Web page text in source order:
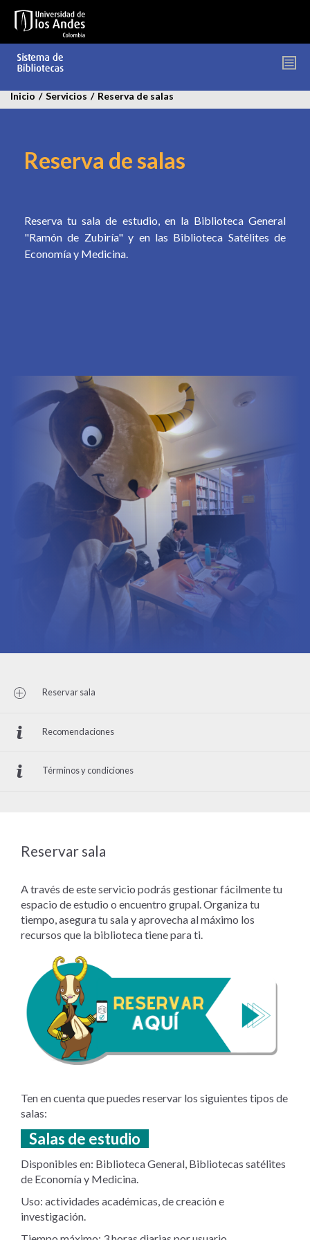
contenido
Inicio / Servicios / Reserva de salas
Reserva de salas
Reserva tu sala de estudio, en la Biblioteca General
"Ramón de Zubiría" y en las Biblioteca Satélites de
Economía y Medicina.
Reservar sala
Recomendaciones
Términos y condiciones
Reservar sala
A través de este servicio podrás gestionar fácilmente tu
espacio de estudio o encuentro grupal. Organiza tu
tiempo, asegura tu sala y aprovecha al máximo los
recursos que la biblioteca tiene para ti.
Ten en cuenta que puedes reservar los siguientes tipos de
salas:
Salas de estudio
Disponibles en: Biblioteca General, Bibliotecas satélites
de Economía y Medicina.
Uso: actividades académicas, de creación e
investigación.